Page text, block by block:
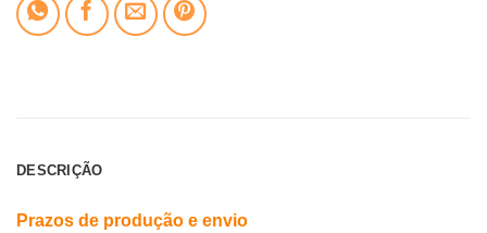
DESCRIÇÃO
Prazos de produção e envio